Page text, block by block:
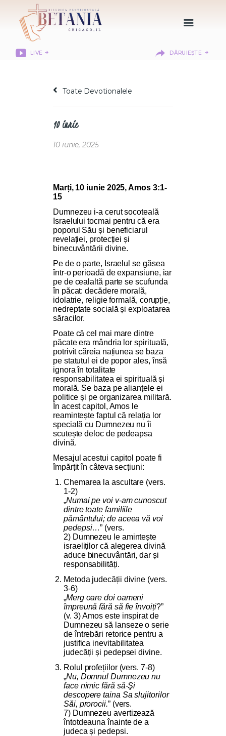
LIVE DĂRUIEȘTE
DESPRE NOI
CITIREA BIBLIEI
MISIUNEA BETANIA
LOGIN MEMBER
PORTAL
Toate Devotionalele
10 iunie
10 iunie, 2025
Marți, 10 iunie 2025, Amos 3:1-
15
Dumnezeu i-a cerut socoteală
Israelului tocmai pentru că era
poporul Său și beneficiarul
revelației, protecției și
binecuvântării divine.
Pe de o parte, Israelul se găsea
într-o perioadă de expansiune, iar
pe de cealaltă parte se scufunda
în păcat: decădere morală,
idolatrie, religie formală, corupție,
nedreptate socială și exploatarea
săracilor.
Poate că cel mai mare dintre
păcate era mândria lor spirituală,
potrivit căreia națiunea se baza
pe statutul ei de popor ales, însă
ignora în totalitate
responsabilitatea ei spirituală și
morală. Se baza pe alianțele ei
politice și pe organizarea militară.
În acest capitol, Amos le
reamintește faptul că relația lor
specială cu Dumnezeu nu îi
scutește deloc de pedeapsa
divină.
Mesajul acestui capitol poate fi
împărțit în câteva secțiuni:
Chemarea la ascultare (vers.
1-2)
„Numai pe voi v-am cunoscut
dintre toate familiile
pământului; de aceea vă voi
pedepsi…” (vers.
2) Dumnezeu le amintește
israeliților că alegerea divină
aduce binecuvântări, dar și
responsabilități.
Metoda judecății divine (vers.
3-6)
„Merg oare doi oameni
împreună fără să fie învoiți?”
(v. 3) Amos este inspirat de
Dumnezeu să lanseze o serie
de întrebări retorice pentru a
justifica inevitabilitatea
judecății și pedepsei divine.
Rolul profețiilor (vers. 7-8)
„Nu, Domnul Dumnezeu nu
face nimic fără să-Şi
descopere taina Sa slujitorilor
Săi, prorocii.” (vers.
7) Dumnezeu avertizează
întotdeauna înainte de a
judeca și pedepsi.